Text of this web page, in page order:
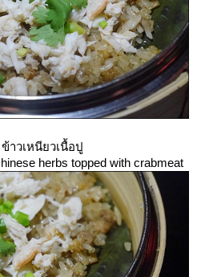
าวเหนียวเนื้อปู
herbs topped with crabmeat